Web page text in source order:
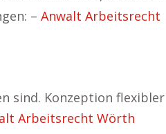
– Anwalt Arbeitsrecht
sind. Konzeption flexibler
Arbeitsrecht Wörth